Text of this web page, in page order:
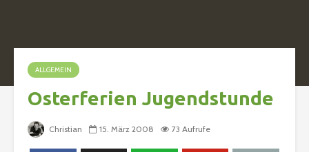
ALLGEMEIN
Osterferien Jugendstunde
Christian 15. März 2008 73 Aufrufe